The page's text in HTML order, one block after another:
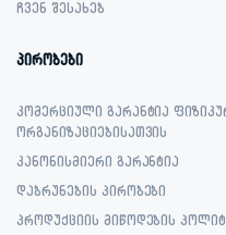
ჩვენ შესახებ
პირობები
კომერციული გარანტია
ორგანიზაციებისათვის
კანონისმიერი გარანტია
დაბრუნების პირობები
პროდუქციის მიწოდების